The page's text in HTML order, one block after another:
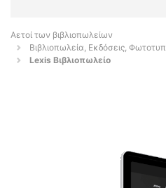
Αετοί των βιβλιοπωλείων
Βιβλιοπωλεία, Εκδόσεις,
Lexis Βιβλιοπωλείο